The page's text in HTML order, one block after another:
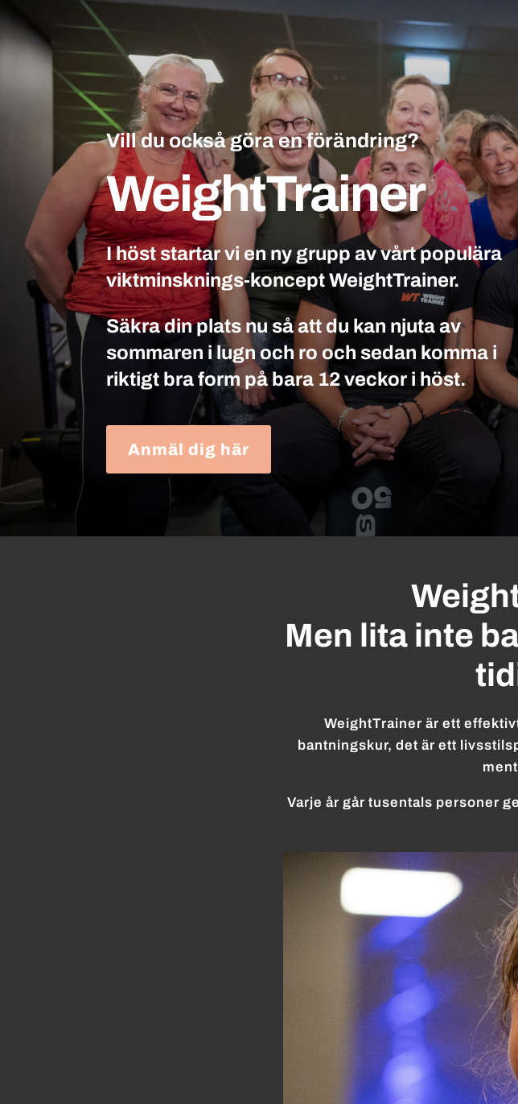
Vill du också göra en förändring?
WeightTrainer
I höst startar vi en ny grupp av vårt populära
viktminsknings-koncept WeightTrainer.
Säkra din plats nu så att du kan njuta av
sommaren i lugn och ro och sedan komma i
riktigt bra form på bara 12 veckor i höst.
Anmäl dig här
Men lita inte
WeightTrainer är ett
bantningskur, det är ett
Varje år går tusentals personer